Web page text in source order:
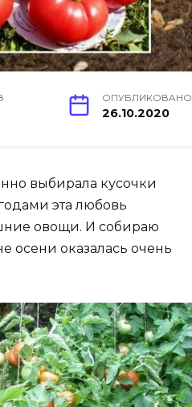
ОПУБЛИКОВАНО
26.10.2020
выбирала кусочки
эта любовь
овощи. И собираю
осени оказалась очень